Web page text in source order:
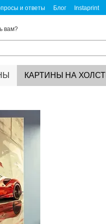
и ответы Блог Instaprint
вам?
КАРТИНЫ НА